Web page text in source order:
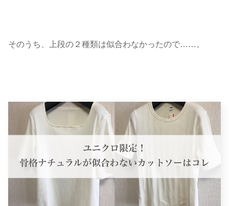
そのうち、上段の２種類は似合わなかったので……。